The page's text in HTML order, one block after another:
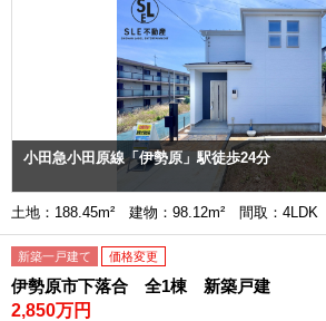
小田急小田原線「伊勢原」駅徒歩24分
土地：188.45m² 建物：98.12m² 間取：4LDK
新築一戸建て 価格変更
伊勢原市下落合 全1棟 新築戸建
2,850万円